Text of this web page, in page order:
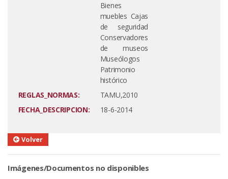
Bienes
muebles Cajas
de seguridad
Conservadores
de museos
Museólogos
Patrimonio
histórico
REGLAS_NORMAS:
TAMU,2010
FECHA_DESCRIPCION:
18-6-2014
Volver
Imágenes/Documentos no disponibles